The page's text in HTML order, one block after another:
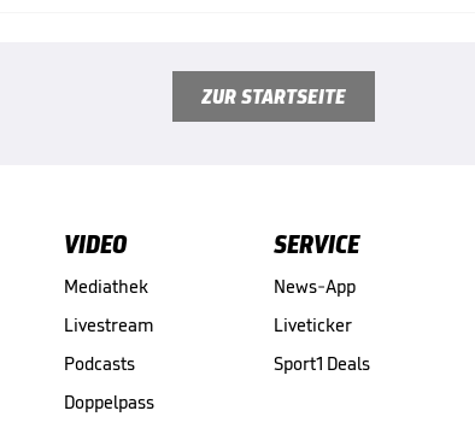
ZUR STARTSEITE
VIDEO
Mediathek
Livestream
Podcasts
Doppelpass
SERVICE
News-App
Liveticker
Sport1 Deals